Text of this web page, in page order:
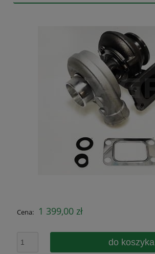
Cena: 1 399,00 zł
do koszyka